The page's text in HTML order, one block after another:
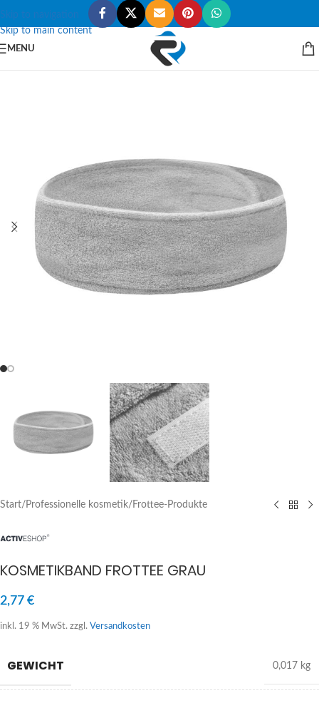
Skip to navigation
Skip to main content
MENU
Start/ Professionelle kosmetik/ Frottee-Produkte
KOSMETIKBAND FROTTEE GRAU
2,77 €
inkl. 19 % MwSt. zzgl. Versandkosten
GEWICHT 0,017 kg